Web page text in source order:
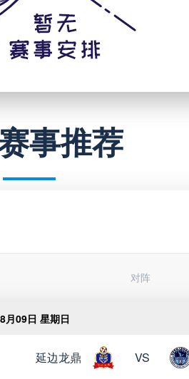
事推荐
对阵
月09日 星期日
延边龙鼎 VS